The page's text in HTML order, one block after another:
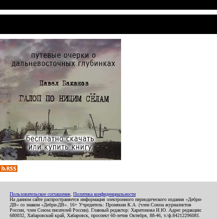
Пользовательское соглашение Политика конфиденциальности
На данном сайте распространяется информация электронного периодического издания «Дебри-
ДВ» со знаком «Дебри-ДВ». 16+ Учредитель: Пронякин К.А. (член Союза журналистов
России, член Союза писателей России). Главный редактор: Харитонова И.Ю. Адрес редакции:
680032, Хабаровский край, Хабаровск, проспект 60-летия Октября, 88-46, т./ф.84212296081.